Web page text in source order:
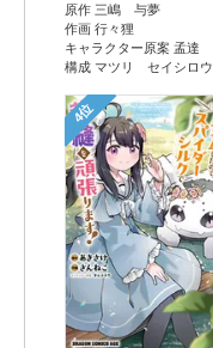
原作 三嶋 与夢
作画 行々狸
キャラクター原案 孟達
構成 マツリ セイシロウ
4位